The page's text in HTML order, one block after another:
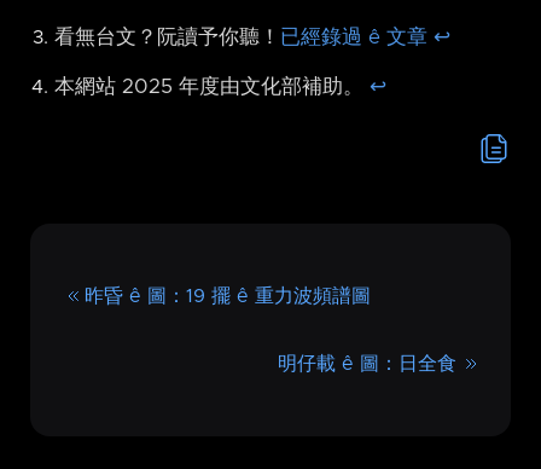
看無台文？阮讀予你聽！ 已經錄過 ê 文章 ↩︎
本網站 2025 年度由文化部補助。 ↩︎
昨昏 ê 圖：19 擺 ê 重力波頻譜圖
明仔載 ê 圖：日全食